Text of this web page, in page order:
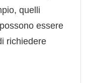
quelli
essere
richiedere